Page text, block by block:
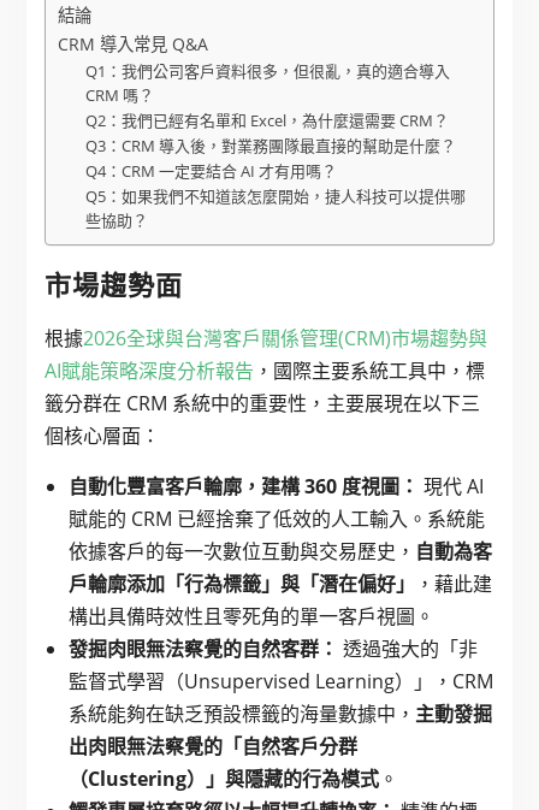
結論
CRM 導入常見 Q&A
Q1：我們公司客戶資料很多，但很亂，真的適合導入
CRM 嗎？
Q2：我們已經有名單和 Excel，為什麼還需要 CRM？
Q3：CRM 導入後，對業務團隊最直接的幫助是什麼？
Q4：CRM 一定要結合 AI 才有用嗎？
Q5：如果我們不知道該怎麼開始，捷人科技可以提供哪
些協助？
市場趨勢面
根據2026全球與台灣客戶關係管理(CRM)市場趨勢與
AI賦能策略深度分析報告 ，國際主要系統工具中，標
籤分群在 CRM 系統中的重要性，主要展現在以下三
個核心層面：
自動化豐富客戶輪廓，建構 360 度視圖： 現代 AI
賦能的 CRM 已經捨棄了低效的人工輸入。系統能
依據客戶的每一次數位互動與交易歷史， 自動為客
戶輪廓添加「行為標籤」與「潛在偏好」
，藉此建
構出具備時效性且零死角的單一客戶視圖。
發掘肉眼無法察覺的自然客群： 透過強大的「非
監督式學習（Unsupervised Learning）」，CRM
系統能夠在缺乏預設標籤的海量數據中， 主動發掘
出肉眼無法察覺的「自然客戶分群
（Clustering）」與隱藏的行為模式。